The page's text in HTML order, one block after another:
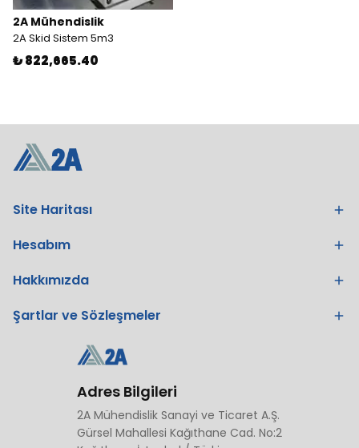
2A Mühendislik
2A Skid Sistem 5m3
₺ 822,665.40
Site Haritası
Hesabım
Hakkımızda
Şartlar ve Sözleşmeler
Adres Bilgileri
2A Mühendislik Sanayi ve Ticaret A.Ş.
Gürsel Mahallesi Kağıthane Cad. No:2